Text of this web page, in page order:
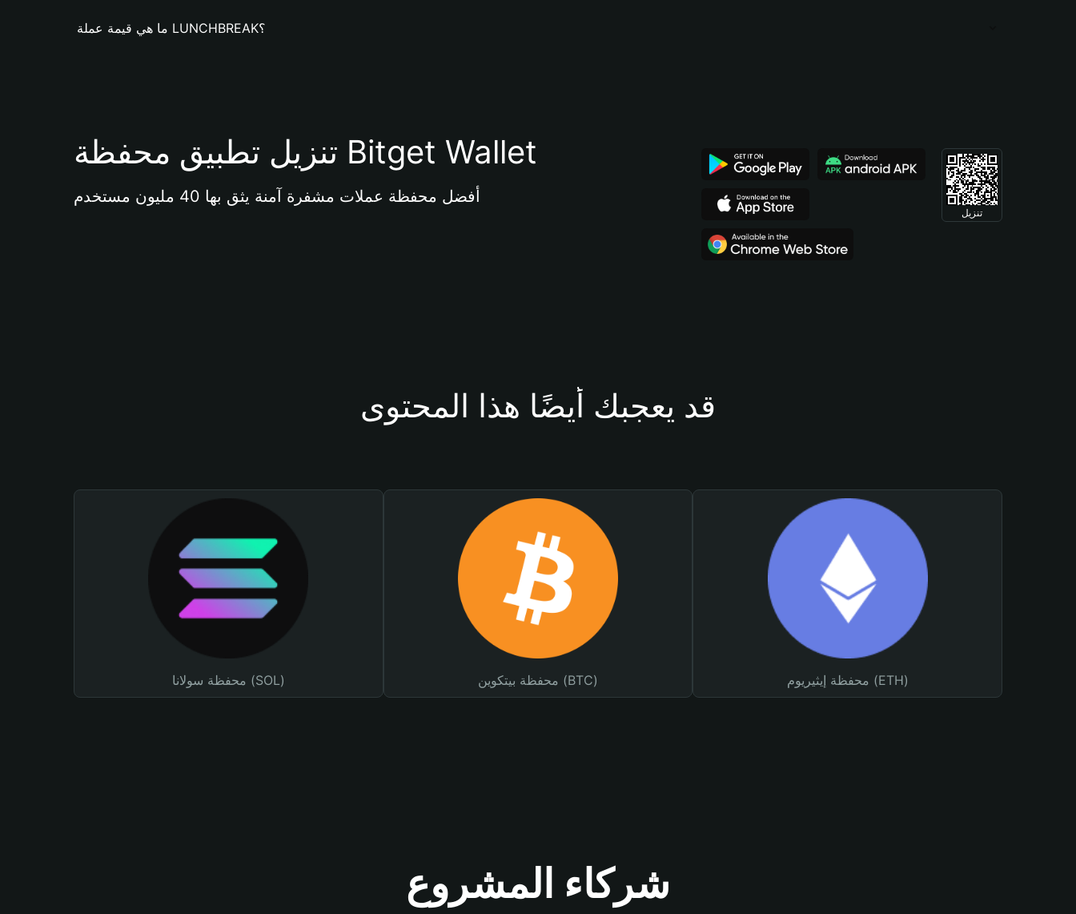
ما هي قيمة عملة LUNCHBREAK؟
تنزيل تطبيق محفظة Bitget Wallet
أفضل محفظة عملات مشفرة آمنة يثق بها 40 مليون مستخدم
تنزيل
قد يعجبك أيضًا هذا المحتوى
محفظة سولانا (SOL) محفظة بيتكوين (BTC) محفظة إيثيريوم (ETH)
شركاء المشروع